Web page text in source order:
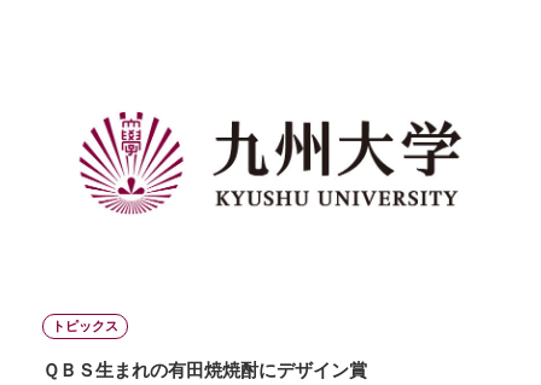
トピックス
ＱＢＳ生まれの有田焼焼酎にデザイン賞